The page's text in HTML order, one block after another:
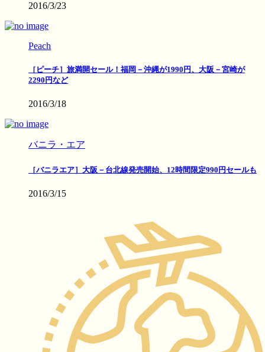
2016/3/23
Peach
［ピーチ］旅満開セール！福岡－沖縄が1990円、大阪－宮崎が
2290円など
2016/3/18
バニラ・エア
［バニラエア］大阪－台北線発売開始、12時間限定990円セールも
2016/3/15